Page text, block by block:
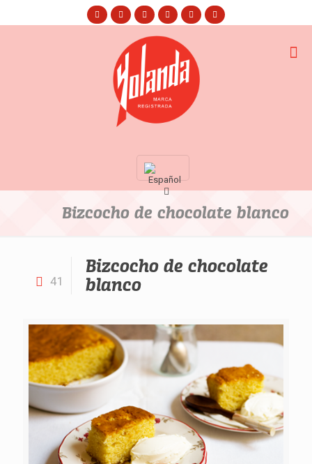
Bizcocho de chocolate blanco
41
Bizcocho de chocolate
blanco